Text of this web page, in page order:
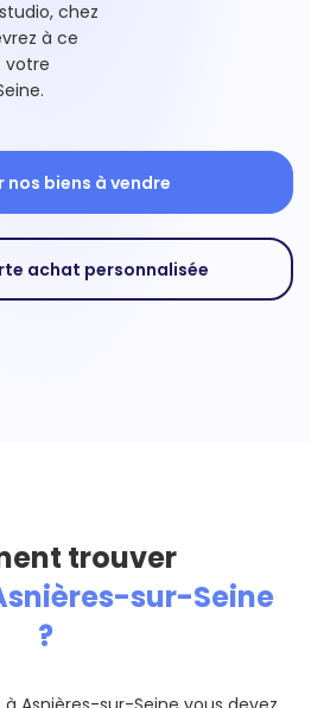
chez
à ce
votre
nos biens à vendre
achat personnalisée
trouver
sur-Seine
?